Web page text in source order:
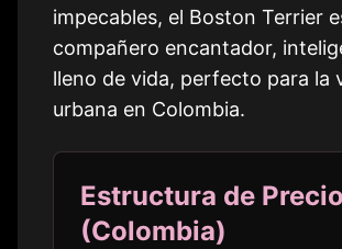
impecables, el Boston Terrier
compañero encantador,
lleno de vida, perfecto para la
urbana en Colombia.
Estructura de
(Colombia)